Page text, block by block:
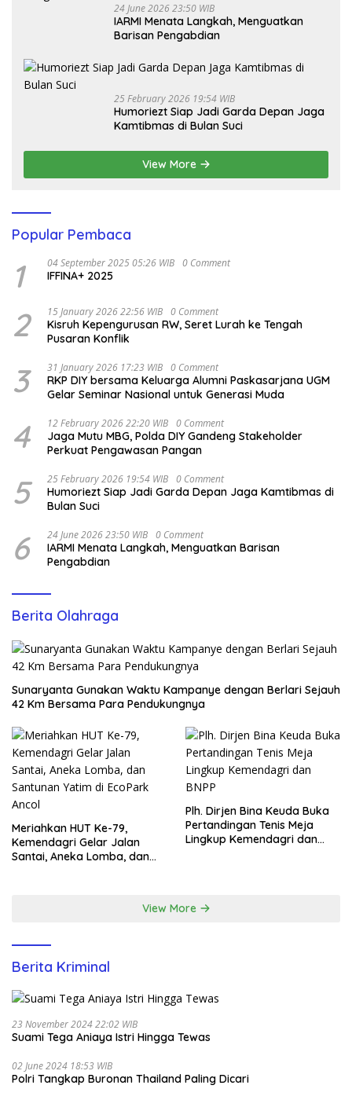
24 June 2026 23:50 WIB
IARMI Menata Langkah, Menguatkan
Barisan Pengabdian
25 February 2026 19:54 WIB
Humoriezt Siap Jadi Garda Depan Jaga
Kamtibmas di Bulan Suci
View More
Popular Pembaca
1 04 September 2025 05:26 WIB 0 Comment
IFFINA+ 2025
2 15 January 2026 22:56 WIB 0 Comment
Kisruh Kepengurusan RW, Seret Lurah ke Tengah
Pusaran Konflik
3 31 January 2026 17:23 WIB 0 Comment
RKP DIY bersama Keluarga Alumni Paskasarjana UGM
Gelar Seminar Nasional untuk Generasi Muda
4 12 February 2026 22:20 WIB 0 Comment
Jaga Mutu MBG, Polda DIY Gandeng Stakeholder
Perkuat Pengawasan Pangan
5 25 February 2026 19:54 WIB 0 Comment
Humoriezt Siap Jadi Garda Depan Jaga Kamtibmas di
Bulan Suci
6 24 June 2026 23:50 WIB 0 Comment
IARMI Menata Langkah, Menguatkan Barisan
Pengabdian
Berita Olahraga
Sunaryanta Gunakan Waktu Kampanye dengan Berlari Sejauh
42 Km Bersama Para Pendukungnya
Meriahkan HUT Ke-79,
Kemendagri Gelar Jalan
Santai, Aneka Lomba, dan
Plh. Dirjen Bina Keuda Buka
Pertandingan Tenis Meja
Lingkup Kemendagri dan
View More
Berita Kriminal
23 November 2024 22:02 WIB
Suami Tega Aniaya Istri Hingga Tewas
02 June 2024 18:53 WIB
Polri Tangkap Buronan Thailand Paling Dicari